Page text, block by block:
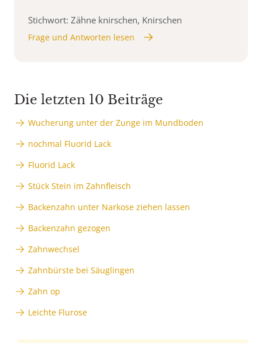
Stichwort: Zähne knirschen, Knirschen
Frage und Antworten lesen
Die letzten 10 Beiträge
Wucherung unter der Zunge im Mundboden
nochmal Fluorid Lack
Fluorid Lack
Stück Stein im Zahnfleisch
Backenzahn unter Narkose ziehen lassen
Backenzahn gezogen
Zahnwechsel
Zahnbürste bei Säuglingen
Zahn op
Leichte Flurose